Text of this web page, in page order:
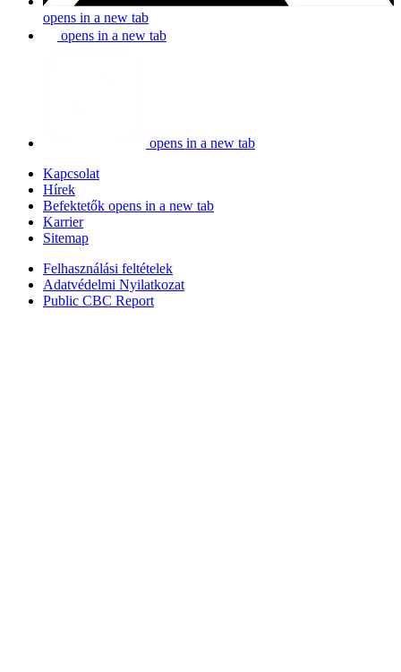
opens in a new tab
opens in a new tab
opens in a new tab
Kapcsolat
Hírek
Befektetők opens in a new tab
Karrier
Sitemap
Felhasználási feltételek
Adatvédelmi Nyilatkozat
Public CBC Report